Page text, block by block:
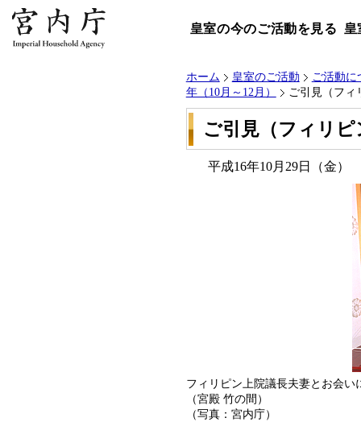
皇室の今のご活動を見る 皇
ホーム 皇室のご活動
ご活動に
年（10月～12月）
ご引見（フィ
ご引見（フィリ
平成16年10月29日（金）
フィリピン上院議長夫妻とお会い
（宮殿 竹の間）
（写真：宮内庁）